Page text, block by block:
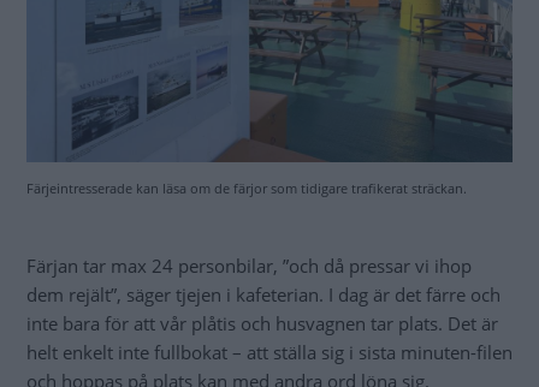
först och hamnar längst fram i fören, stänger av gasolen
och går upp för att fika.
Biljetten betalar vi i kafeterian. Vi har inte fått veta vad
priset är, men förstår att det är högre än för personbil som
kostar 599 kronor. Det visar sig kosta 850 kronor att ta
färjan med plåtis, så vi gör ingen direkt vinst på att välja
fika och fundera på var vi ska stå första natten på ön.
Öland, here we come.